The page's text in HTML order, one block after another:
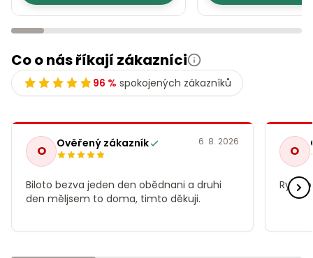
Co o nás říkají zákazníci
96 % spokojených zákazníků
O Ověřený zákazník 6. 8. 2026
Biloto bezva jeden den obědnani a druhi
den měljsem to doma, timto děkuji.
O